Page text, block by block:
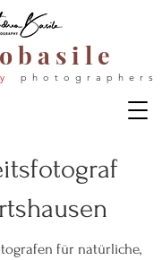
b a s i l e
p h o t o g r a p h e r s
für natürliche,